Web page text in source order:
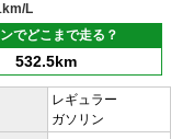
L
でどこまで走る？
532.5km
レギュラー
ガソリン